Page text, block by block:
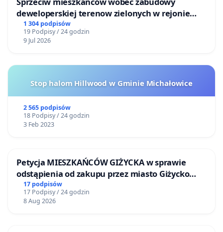
deweloperskiej terenow zielonych w rejonie
Bulwarów Straceńskich w Bielsku-Białej
1 304 podpisów
19 Podpisy / 24 godzin
9 Jul 2026
Stop halom Hillwood w Gminie Michałowice
2 565 podpisów
18 Podpisy / 24 godzin
3 Feb 2023
Petycja MIESZKAŃCÓW GIŻYCKA w sprawie
odstąpienia od zakupu przez miasto Giżycko
nieruchomości położonej nad jeziorem Niegocin
17 podpisów
17 Podpisy / 24 godzin
8 Aug 2026